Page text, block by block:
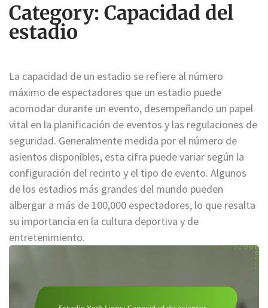
Category: Capacidad del
estadio
La capacidad de un estadio se refiere al número
máximo de espectadores que un estadio puede
acomodar durante un evento, desempeñando un papel
vital en la planificación de eventos y las regulaciones de
seguridad. Generalmente medida por el número de
asientos disponibles, esta cifra puede variar según la
configuración del recinto y el tipo de evento. Algunos
de los estadios más grandes del mundo pueden
albergar a más de 100,000 espectadores, lo que resalta
su importancia en la cultura deportiva y de
entretenimiento.